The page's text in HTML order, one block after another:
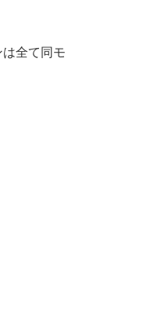
全て同モ